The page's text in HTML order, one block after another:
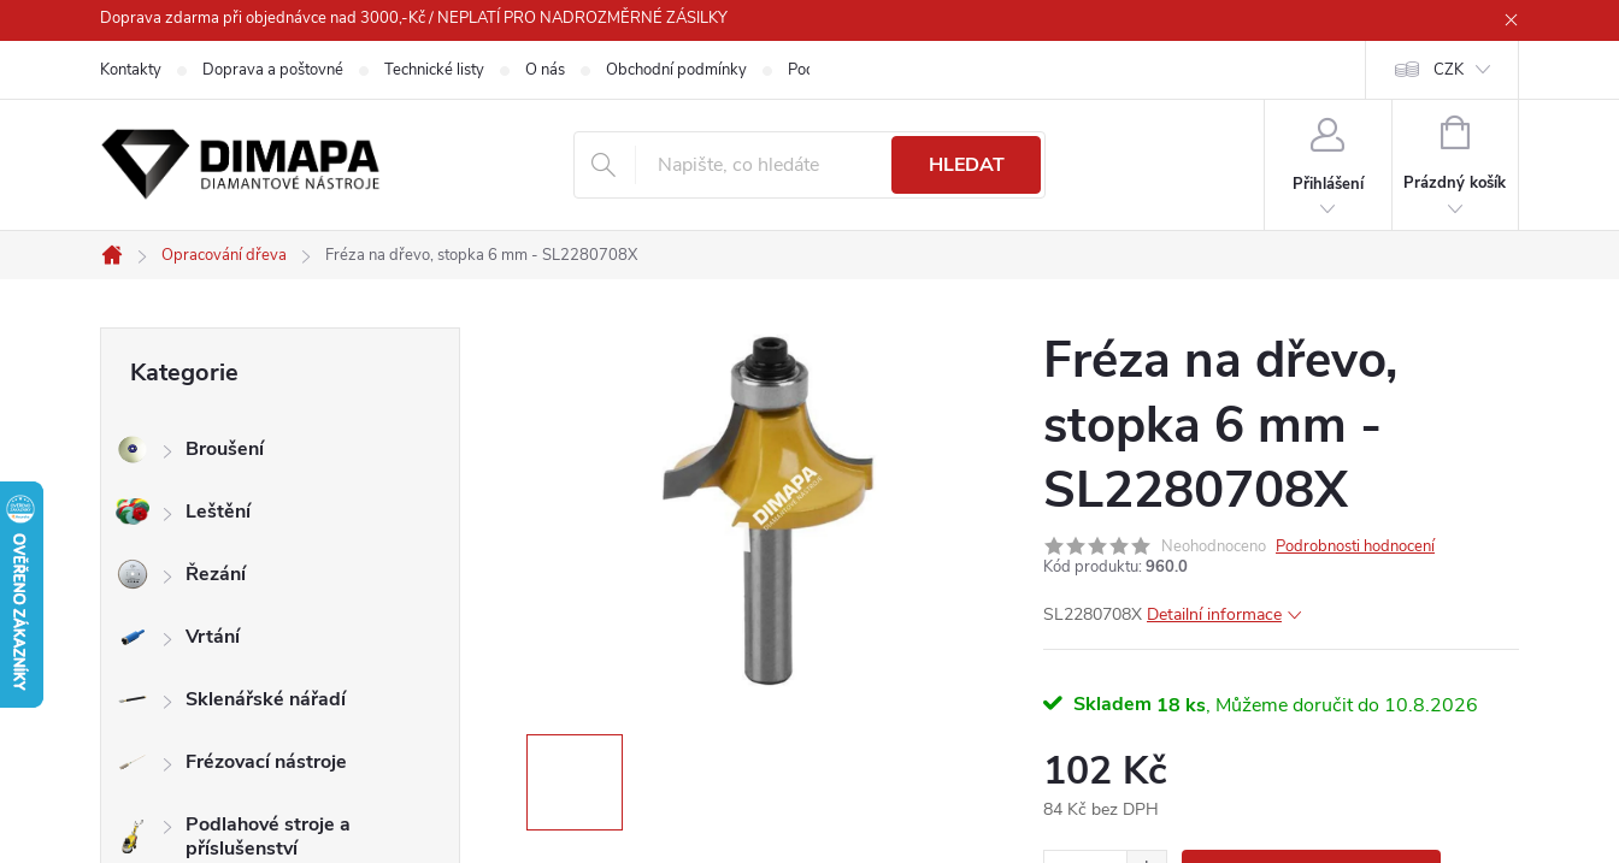
na
Doprava zdarma při objednávce nad 3000,-Kč / NEPLATÍ PRO NADROZMĚRNÉ ZÁSILKY
Kontakty Doprava a poštovné Technické listy O nás Obchodní podmínky Podmínky ochrany osobních údajů CZK
HLEDAT
Přihlášení
NÁKUPNÍ
Prázdný košík
Domů
Opracování dřeva Fréza na dřevo, stopka 6 mm - SL2280708X
s
a
n
n
kategorie
Kategorie
Broušení
Leštění
Řezání
Vrtání
Sklenářské nářadí
Frézovací nástroje
Podlahové stroje a
příslušenství
Fréza na dřevo,
stopka 6 mm -
SL2280708X
Neohodnoceno Podrobnosti hodnocení
Kód produktu: 960.0
SL2280708X Detailní informace
Skladem 18 ks 10.8.2026
102 Kč
84 Kč bez DPH